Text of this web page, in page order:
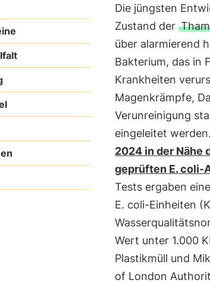
Die jüngsten
Zustand der
über alarmierend
Bakterium, das in
Krankheiten
Magenkrämpfe,
Verunreinigung
eingeleitet
2024 in der Nähe
geprüften E. coli-
Tests ergaben
E. coli-Einheiten
Wert unter 1.000
Plastikmüll und
of London